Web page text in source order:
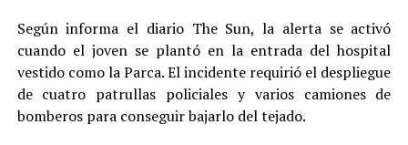
Según informa el diario The Sun, la alerta se activó
cuando el joven se plantó en la entrada del hospital
vestido como la Parca. El incidente requirió el despliegue
de cuatro patrullas policiales y varios camiones de
bomberos para conseguir bajarlo del tejado.